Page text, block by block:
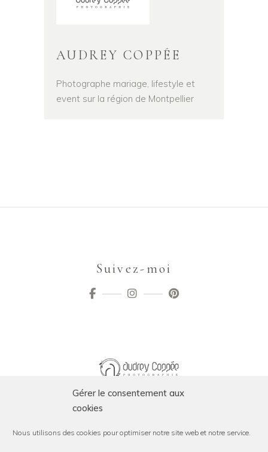
Gérer le consentement aux
cookies
Nous utilisons des cookies pour optimiser notre site web et notre service.
AUDREY COPPÉE
Photographe mariage, lifestyle et
event sur la région de Montpellier
Suivez-moi